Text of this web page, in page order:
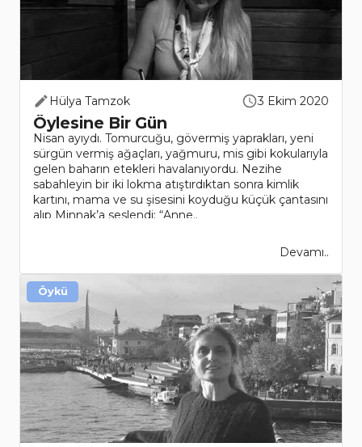
Hülya Tamzok 3 Ekim 2020
Öylesine Bir Gün
Nisan ayıydı. Tomurcuğu, gövermiş yaprakları, yeni
sürgün vermiş ağaçları, yağmuru, mis gibi kokularıyla
gelen baharın etekleri havalanıyordu. Nezihe
sabahleyin bir iki lokma atıştırdıktan sonra kimlik
kartını, mama ve su şisesini koyduğu küçük çantasını
alıp Minnak’a seslendi: “Anne..
Devamı..
Öykü